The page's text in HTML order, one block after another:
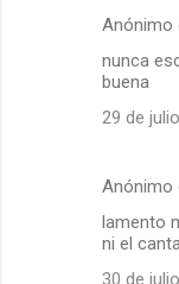
Anónimo
nunca
buena
29 de
Anónimo
lamento
ni el